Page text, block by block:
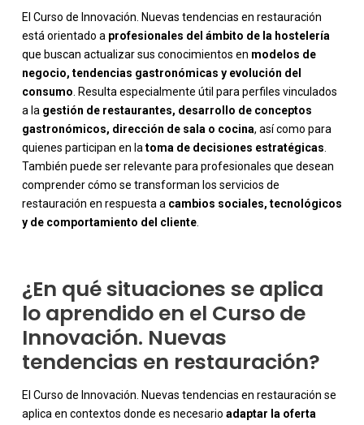
El Curso de Innovación. Nuevas tendencias en restauración
está orientado a profesionales del ámbito de la hostelería
que buscan actualizar sus conocimientos en modelos de
negocio, tendencias gastronómicas y evolución del
consumo. Resulta especialmente útil para perfiles vinculados
a la gestión de restaurantes, desarrollo de conceptos
gastronómicos, dirección de sala o cocina, así como para
quienes participan en latoma de decisiones estratégicas.
También puede ser relevante para profesionales que desean
comprender cómo se transforman los servicios de
restauración en respuesta a cambios sociales, tecnológicos
y de comportamiento del cliente.
-
¿En qué situaciones se aplica
lo aprendido en el Curso de
Innovación. Nuevas
tendencias en restauración?
El Curso de Innovación. Nuevas tendencias en restauración se
aplica en contextos donde es necesario adaptar la oferta